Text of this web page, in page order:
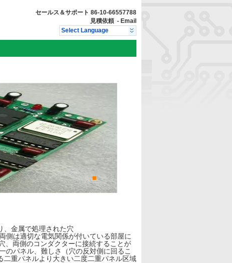
セールス＆サポート 86-10-66557788
見積依頼 - Email
Select Language
、金属で処理された穴
側は適切な電気関係が付いている部屋に
、両側のコンダクターに接続することが
のパネル、難しさ（穴の反対側に回るこ
重パネルより大きい二度二重パネル区域